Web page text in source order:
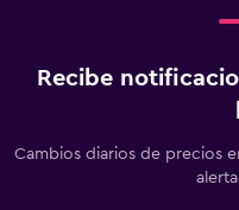
Recibe
Cambios diarios de precios